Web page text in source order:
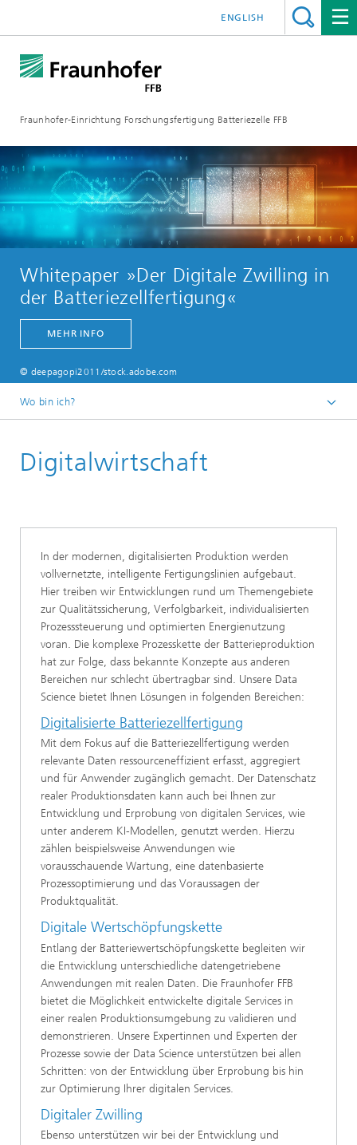
Fraunhofer-Einrichtung Forschungsfertigung Batteriezelle FFB
ENGLISH
Whitepaper »Der Digitale Zwilling in
der Batteriezellfertigung«
MEHR INFO
© deepagopi2011/stock.adobe.com
Wo bin ich?
Branchen
Digitalwirtschaft
In der modernen, digitalisierten Produktion werden
vollvernetzte, intelligente Fertigungslinien aufgebaut.
Hier treiben wir Entwicklungen rund um Themengebiete
zur Qualitätssicherung, Verfolgbarkeit, individualisierten
Prozesssteuerung und optimierten Energienutzung
voran. Die komplexe Prozesskette der Batterieproduktion
hat zur Folge, dass bekannte Konzepte aus anderen
Bereichen nur schlecht übertragbar sind. Unsere Data
Science bietet Ihnen Lösungen in folgenden Bereichen:
Digitalisierte Batteriezellfertigung
Mit dem Fokus auf die Batteriezellfertigung werden
relevante Daten ressourceneffizient erfasst, aggregiert
und für Anwender zugänglich gemacht. Der Datenschatz
realer Produktionsdaten kann auch bei Ihnen zur
Entwicklung und Erprobung von digitalen Services, wie
unter anderem KI-Modellen, genutzt werden. Hierzu
zählen beispielsweise Anwendungen wie
vorausschauende Wartung, eine datenbasierte
Prozessoptimierung und das Voraussagen der
Produktqualität.
Digitale Wertschöpfungskette
Entlang der Batteriewertschöpfungskette begleiten wir
die Entwicklung unterschiedliche datengetriebene
Anwendungen mit realen Daten. Die Fraunhofer FFB
bietet die Möglichkeit entwickelte digitale Services in
einer realen Produktionsumgebung zu validieren und
demonstrieren. Unsere Expertinnen und Experten der
Prozesse sowie der Data Science unterstützen bei allen
Schritten: von der Entwicklung über Erprobung bis hin
zur Optimierung Ihrer digitalen Services.
Digitaler Zwilling
Ebenso unterstützen wir bei der Entwicklung und